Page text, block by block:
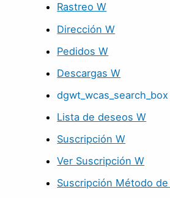
Rastreo W
Dirección W
Pedidos W
Descargas W
dgwt_wcas_search_box
Lista de deseos W
Suscripción W
Ver Suscripción W
Suscripción Método de